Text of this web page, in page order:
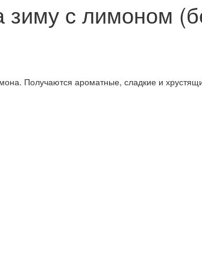
зиму с лимоном
Получаются ароматные, сладкие и